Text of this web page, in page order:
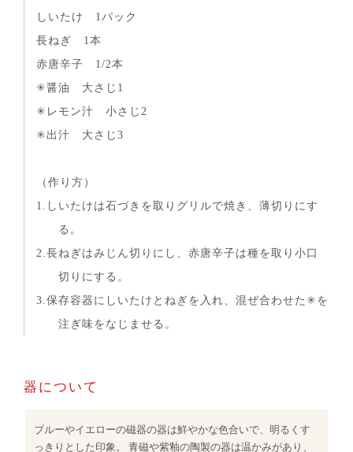
しいたけ 1パック
長ねぎ 1本
赤唐辛子 1/2本
✳︎醤油 大さじ1
✳︎レモン汁 小さじ2
✳︎出汁 大さじ3
（作り方）
1.しいたけは石づきを取りグリルで焼き、薄切りにす
る。
2.長ねぎはみじん切りにし、赤唐辛子は種を取り小口
切りにする。
3.保存容器にしいたけとねぎを入れ、混ぜ合わせた✳︎を
注ぎ味をなじませる。
器について
ブルーやイエローの磁器の器は鮮やかな色合いで、明るくす
っきりとした印象。 青磁や紫釉の陶製の器は温かみがあり、